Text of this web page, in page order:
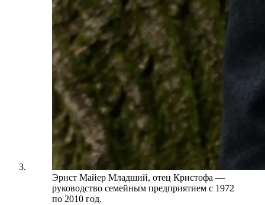
Эрнст Майер Младший, отец Кристофа —
руководство семейным предприятием с 1972
по 2010 год.